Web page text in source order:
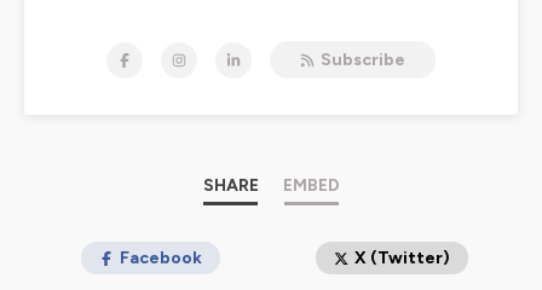
Subscribe
SHARE EMBED
Facebook X (Twitter)